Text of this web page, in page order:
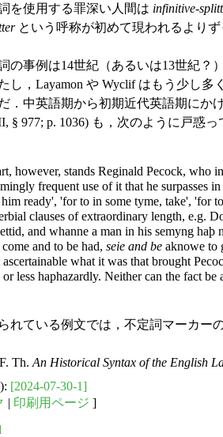
を使用する罪深い人間は infinitive-
という呼称が初めて現われるよりず
事例は14世紀（あるいは13世紀？
し，Layamon や Wyclif はもう少し
．中英語期から初期近代英語期にか
§ 977; p. 1036) も，次のように戸惑っ
however, stands Reginald Pecock, who
frequent use of it that he surpasses
ready', 'for to in some tyme, take', 'for
clauses of extraordinary length, e.g.
and whanne a man in his semyng
and to be had, seie and be aknowe to
what it was that brought
or less haphazardly. Neither can the fact
れている例文では，不定詞マーカー
Th. An Historical Syntax of the English
[2024-07-30-1]
| 印刷用ページ ]